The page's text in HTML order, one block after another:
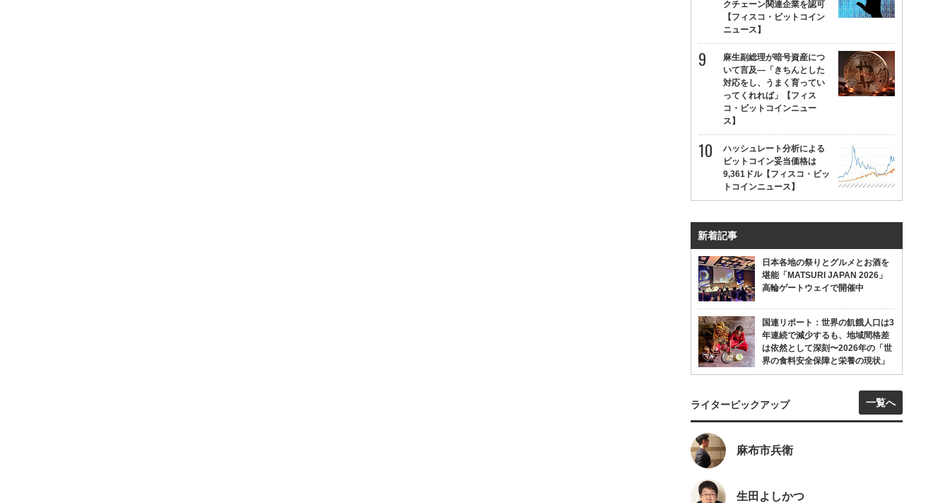
クチェーン関連企業を認可
【フィスコ・ビットコイン
ニュース】
麻生副総理が暗号資産につ
いて言及—「きちんとした
対応をし、うまく育ってい
ってくれれば」【フィス
コ・ビットコインニュー
ス】
ハッシュレート分析による
ビットコイン妥当価格は
9,361ドル【フィスコ・ビッ
トコインニュース】
新着記事
日本各地の祭りとグルメとお酒を
堪能「MATSURI JAPAN 2026」
高輪ゲートウェイで開催中
国連リポート：世界の飢餓人口は3
年連続で減少するも、地域間格差
は依然として深刻〜2026年の「世
界の食料安全保障と栄養の現状」
ライターピックアップ 一覧へ
麻布市兵衛
生田よしかつ